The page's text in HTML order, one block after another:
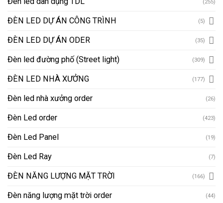
(255)
ĐÈN LED DỰ ÁN CÔNG TRÌNH (5)
ĐÈN LED DỰ ÁN ODER (35)
Đèn led đường phố (Street light) (309)
ĐÈN LED NHÀ XƯỞNG (177)
Đèn led nhà xưởng order (26)
Đèn Led order (423)
Đèn Led Panel (19)
Đèn Led Ray (7)
ĐÈN NĂNG LƯỢNG MẶT TRỜI (166)
Đèn năng lượng mặt trời order (44)